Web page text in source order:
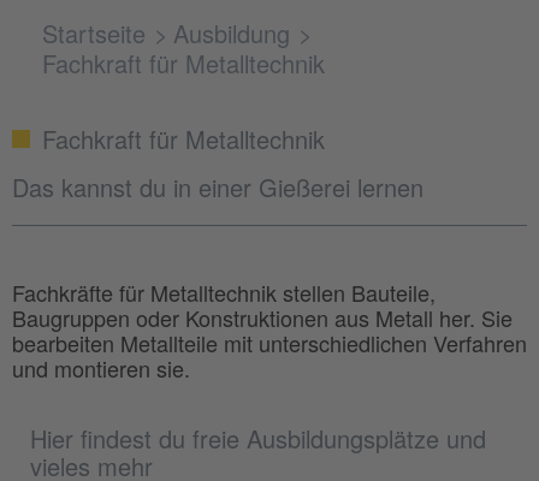
Startseite
Ausbildung
Fachkraft für Metalltechnik
Hier findest du freie Ausbildungsplätze und
vieles mehr
Fachkraft für Metalltechnik
Das kannst du in einer Gießerei lernen
Fachkräfte für Metalltechnik stellen Bauteile,
Baugruppen oder Konstruktionen aus Metall her. Sie
bearbeiten Metallteile mit unterschiedlichen Verfahren
und montieren sie.